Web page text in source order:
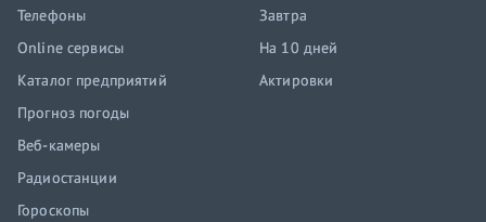
Телефоны
Online сервисы
Каталог предприятий
Прогноз погоды
Веб-камеры
Радиостанции
Гороскопы
Завтра
На 10 дней
Актировки